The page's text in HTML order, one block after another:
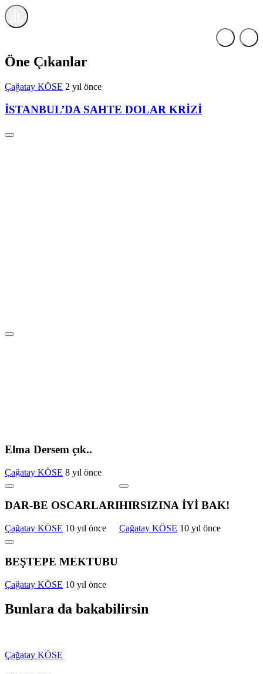
Haberleri
Öne Çıkanlar
Çağatay KÖSE 2 yıl önce
İSTANBUL’DA SAHTE DOLAR KRİZİ
Elma Dersem çık..
Çağatay KÖSE 8 yıl önce
DAR-BE OSCARLARI
Çağatay KÖSE 10 yıl önce
HIRSIZINA İYİ BAK!
Çağatay KÖSE 10 yıl önce
BEŞTEPE MEKTUBU
Çağatay KÖSE 10 yıl önce
Bunlara da bakabilirsin
Çağatay KÖSE